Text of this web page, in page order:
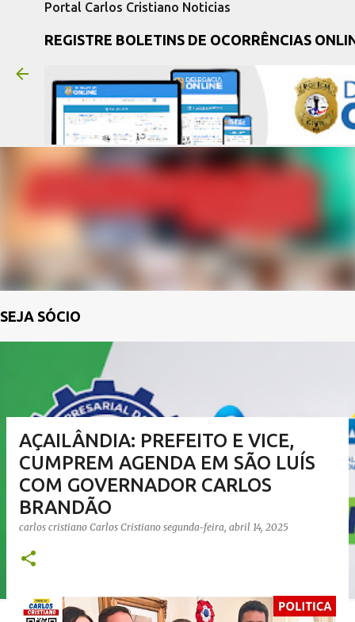
Portal Carlos Cristiano Noticias
REGISTRE BOLETINS DE OCORRÊNCIAS
SEJA SÓCIO
AÇAILÂNDIA: PREFEITO E VICE,
CUMPREM AGENDA EM SÃO LUÍS
COM GOVERNADOR CARLOS
BRANDÃO
carlos cristiano Carlos Cristiano segunda-feira, abril 14, 2025